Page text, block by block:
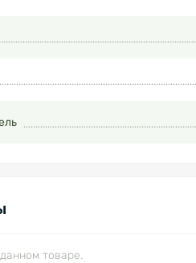
товаре.